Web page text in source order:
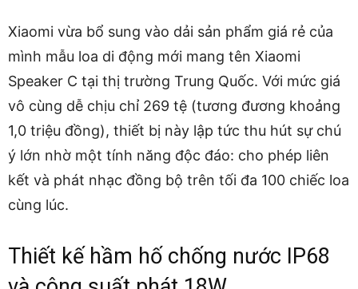
Xiaomi vừa bổ sung vào dải sản phẩm giá rẻ của
mình mẫu loa di động mới mang tên Xiaomi
Speaker C tại thị trường Trung Quốc. Với mức giá
vô cùng dễ chịu chỉ 269 tệ (tương đương khoảng
1,0 triệu đồng), thiết bị này lập tức thu hút sự chú
ý lớn nhờ một tính năng độc đáo: cho phép liên
kết và phát nhạc đồng bộ trên tối đa 100 chiếc loa
cùng lúc.
Thiết kế hầm hố chống nước IP68